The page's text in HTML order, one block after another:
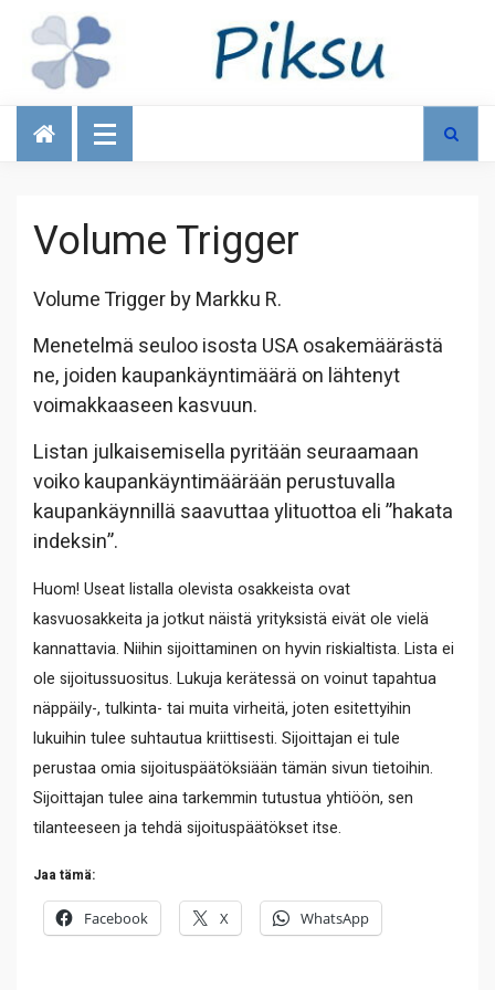
Talous
Volume Trigger
Volume Trigger by Markku R.
Menetelmä seuloo isosta USA osakemäärästä
ne, joiden kaupankäyntimäärä on lähtenyt
voimakkaaseen kasvuun.
Listan julkaisemisella pyritään seuraamaan
voiko kaupankäyntimäärään perustuvalla
kaupankäynnillä saavuttaa ylituottoa eli ”hakata
indeksin”.
Huom! Useat listalla olevista osakkeista ovat
kasvuosakkeita ja jotkut näistä yrityksistä eivät ole vielä
kannattavia. Niihin sijoittaminen on hyvin riskialtista. Lista ei
ole sijoitussuositus. Lukuja kerätessä on voinut tapahtua
näppäily-, tulkinta- tai muita virheitä, joten esitettyihin
lukuihin tulee suhtautua kriittisesti. Sijoittajan ei tule
perustaa omia sijoituspäätöksiään tämän sivun tietoihin.
Sijoittajan tulee aina tarkemmin tutustua yhtiöön, sen
tilanteeseen ja tehdä sijoituspäätökset itse.
Jaa tämä:
Facebook X WhatsApp